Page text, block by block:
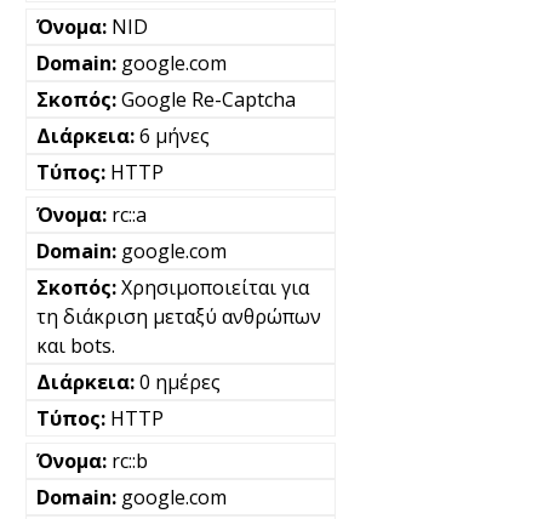
NID
google.com
Google Re-Captcha
6 μήνες
HTTP
rc::a
google.com
Χρησιμοποιείται για
τη διάκριση μεταξύ ανθρώπων
και bots.
0 ημέρες
HTTP
rc::b
google.com